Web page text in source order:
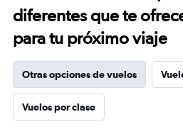
diferentes que te
para tu próximo viaje
Otras opciones de vuelos
Vuelos por clase